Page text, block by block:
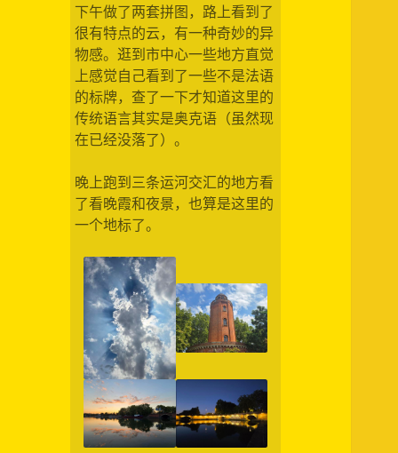
下午做了两套拼图，路上看到了
很有特点的云，有一种奇妙的异
物感。逛到市中心一些地方直觉
上感觉自己看到了一些不是法语
的标牌，查了一下才知道这里的
传统语言其实是奥克语（虽然现
在已经没落了）。
晚上跑到三条运河交汇的地方看
了看晚霞和夜景，也算是这里的
一个地标了。